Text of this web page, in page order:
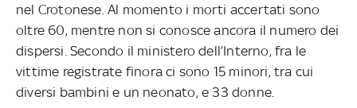
nel Crotonese. Al momento i morti accertati sono
oltre 60, mentre non si conosce ancora il numero dei
dispersi. Secondo il ministero dell’Interno, fra le
vittime registrate finora ci sono 15 minori, tra cui
diversi bambini e un neonato, e 33 donne.